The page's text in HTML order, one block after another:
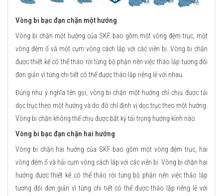
Vòng bi bạc đạn chặn một hướng
Vòng bi chặn một hướng của SKF bao gồm một vòng đệm trục, một
vòng đệm ổ và một cụm vòng cách lắp với các viên bi. Vòng bi chặn
được thiết kế có thể tháo rời từng bộ phận nên việc tháo lắp tương đối
đơn giản vì từng chi tiết có thể được tháo lắp riêng lẻ với nhau.
Đúng như ý nghĩa tên gọi, vòng bi chặn một hướng chỉ chịu được tải
dọc trục theo một hướng và do đó chỉ định vị dọc trục theo một hướng.
Vòng bi chặn không thể chịu được bất kỳ tải trọng hướng kính nào.
Vòng bi bạc đạn chặn hai hướng
Vòng bi chặn hai hướng của SKF bao gồm một vòng đệm trục, hai
vòng đệm ổ và hải cụm vòng cách lắp với các viên bi. Vòng bi chặn hai
hướng được thiết kế có thể tháo rời từng bộ phận nên việc tháo lắp
tương đối đơn giản vì từng chi tiết có thể được tháo lắp riêng lẻ với